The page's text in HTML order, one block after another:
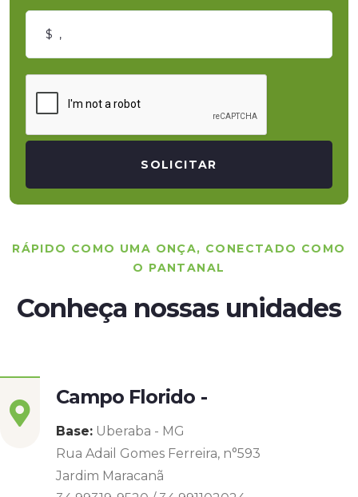
SOLICITAR
RÁPIDO COMO UMA ONÇA, CONECTADO COMO
O PANTANAL
Conheça nossas unidades
Campo Florido -
Base: Uberaba - MG
Rua Adail Gomes Ferreira, n°593
Jardim Maracanã